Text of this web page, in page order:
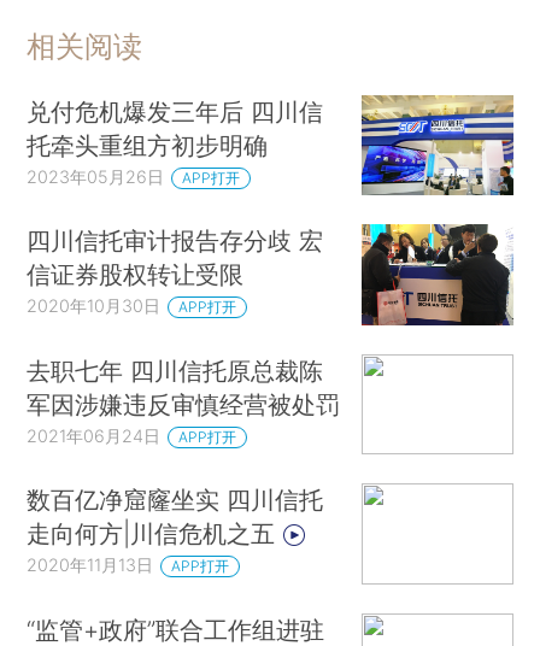
相关阅读
兑付危机爆发三年后 四川信
托牵头重组方初步明确
2023年05月26日 APP打开
四川信托审计报告存分歧 宏
信证券股权转让受限
2020年10月30日 APP打开
去职七年 四川信托原总裁陈
军因涉嫌违反审慎经营被处罚
2021年06月24日 APP打开
数百亿净窟窿坐实 四川信托
走向何方|川信危机之五
2020年11月13日 APP打开
“监管+政府”联合工作组进驻